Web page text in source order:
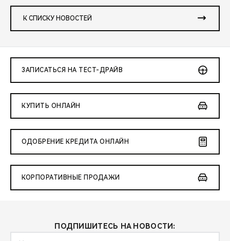
К СПИСКУ НОВОСТЕЙ
ЗАПИСАТЬСЯ НА ТЕСТ-ДРАЙВ
КУПИТЬ ОНЛАЙН
ОДОБРЕНИЕ КРЕДИТА ОНЛАЙН
КОРПОРАТИВНЫЕ ПРОДАЖИ
ПОДПИШИТЕСЬ НА НОВОСТИ: